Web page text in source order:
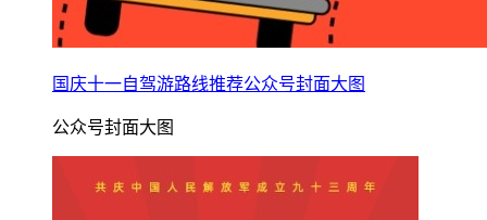
国庆十一自驾游路线推荐公众号封面大图
公众号封面大图